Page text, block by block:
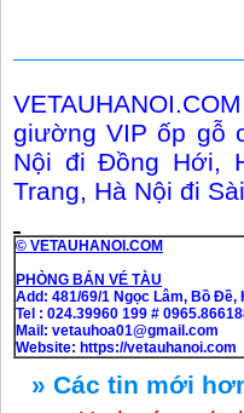
giường VIP ốp gỗ
Nội đi Đồng Hới,
Trang, Hà Nội đi
© VETAUHANOI.COM
PHÒNG BÁN VÉ TÀU
Add: 481/69/1 Ngọc Lâm, Bồ Đề,
Tel : 024.39960 199 #
Mail: vetauhoa01@gmail.com
Website: https://vetauhanoi.com
» Các tin mới